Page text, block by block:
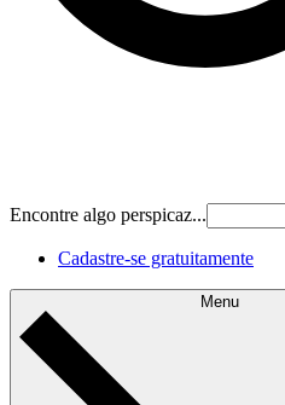
Encontre algo perspicaz...
Cadastre‐se gratuitamente
Menu